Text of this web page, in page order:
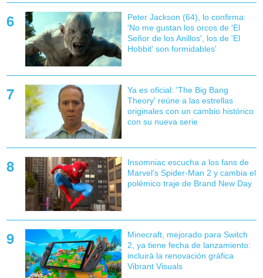
Peter Jackson (64), lo confirma:
'No me gustan los orcos de 'El
Señor de los Anillos', los de 'El
Hobbit' son formidables'
Ya es oficial: 'The Big Bang
Theory' reúne a las estrellas
originales con un cambio histórico
con su nueva serie
Insomniac escucha a los fans de
Marvel's Spider-Man 2 y cambia el
polémico traje de Brand New Day
Minecraft, mejorado para Switch
2, ya tiene fecha de lanzamiento:
incluirá la renovación gráfica
Vibrant Visuals